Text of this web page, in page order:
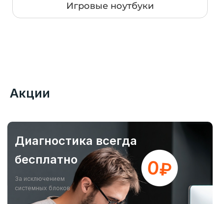
Игровые ноутбуки
Акции
Диагностика всегда
бесплатно
За исключением
системных блоков